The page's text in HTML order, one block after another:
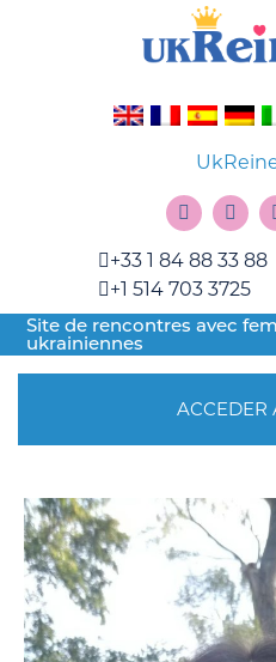
+33 1 84 88 33 88
+1 514 703 3725
Site de rencontres avec
ukrainiennes
ACCEDER